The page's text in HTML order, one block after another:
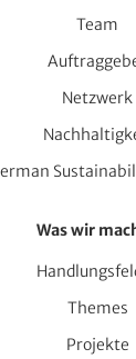
Team
Netzwerk
Was wir
Themes
Projekte